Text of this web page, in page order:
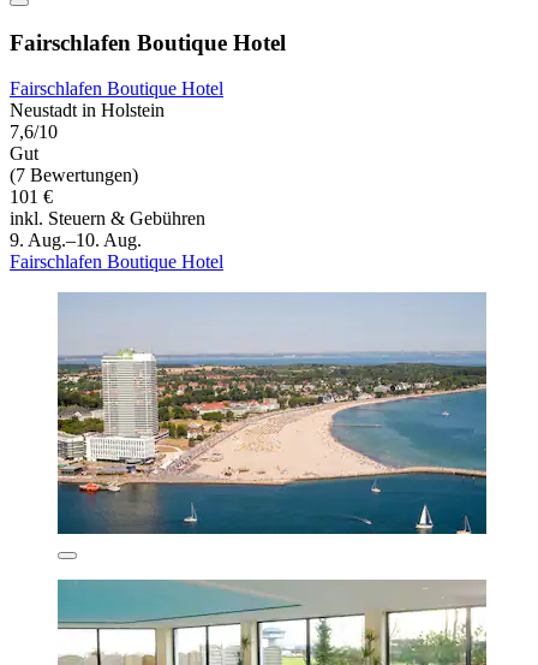
Fairschlafen Boutique Hotel
Fairschlafen Boutique Hotel
Neustadt in Holstein
7,6/10
Gut
(7 Bewertungen)
101 €
inkl. Steuern & Gebühren
9. Aug.–10. Aug.
Fairschlafen Boutique Hotel